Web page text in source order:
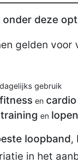
deze
gelden
gebruik
fitness en cardio
training en lopen
loopband,
in het